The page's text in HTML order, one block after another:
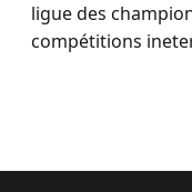
ligue des
compétitions